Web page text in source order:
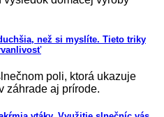
než si myslíte. Tieto triky